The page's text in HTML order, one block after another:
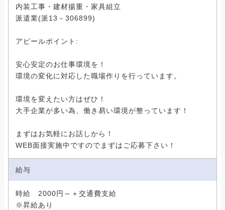
内装工事・建材揚重・家具組立
派遣業(派13－306899)
アピールポイント:
安心安定のお仕事環境を！
環境の変化に対応した職場作りを行っています。
環境を変えたい方はぜひ！
大手企業が多い為、働き易い環境が整っています！
まずはお気軽にお話しから！
WEB面接実施中ですのでまずはご応募下さい！
給与
時給 2000円～＋交通費支給
※昇給あり